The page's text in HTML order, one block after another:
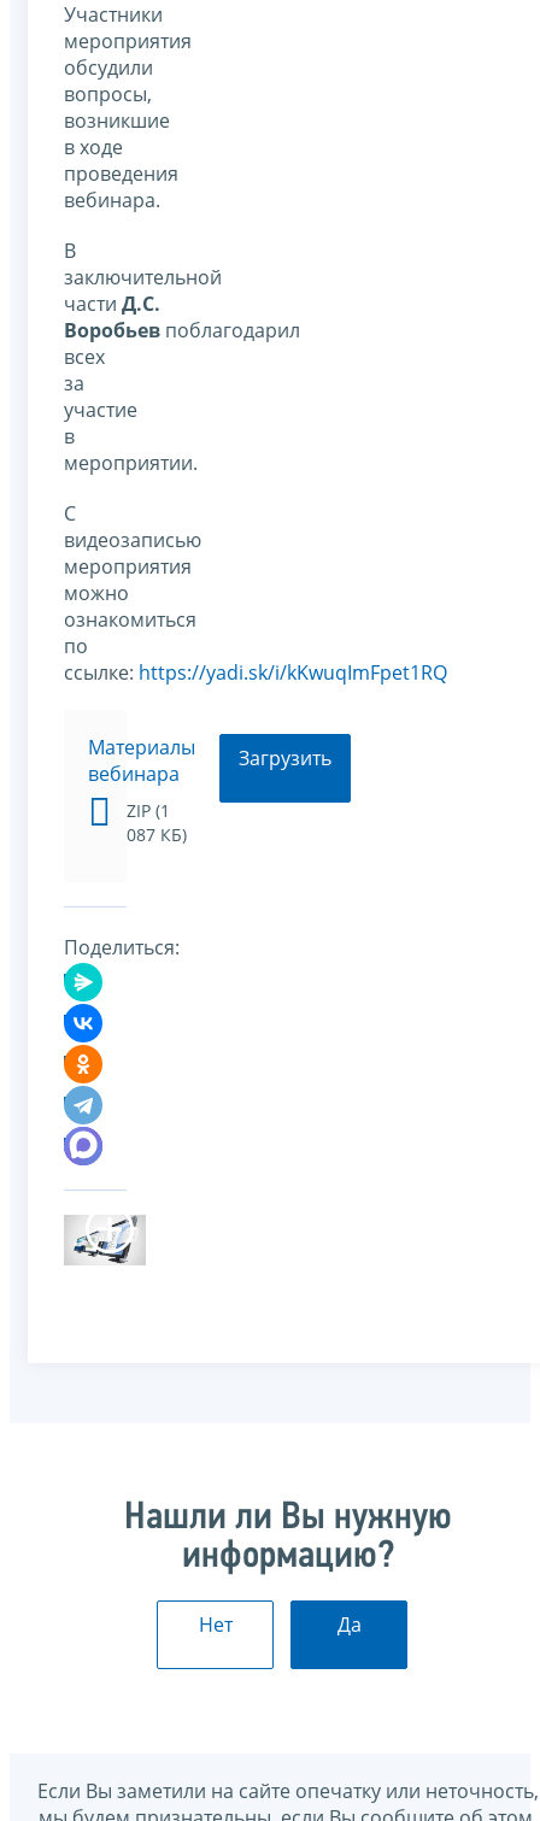
Участники
мероприятия
обсудили
вопросы,
возникшие
в ходе
проведения
вебинара.
В
заключительной
части Д.С.
Воробьев поблагодарил
всех
за
участие
в
мероприятии.
С
видеозаписью
мероприятия
можно
ознакомиться
по
ссылке: https://yadi.sk/i/kKwuqImFpet1RQ
Материалы
вебинара
ZIP (1
087 КБ)
Загрузить
Поделиться:
Нашли ли Вы нужную
информацию?
Нет Да
Если Вы заметили на сайте опечатку или неточность,